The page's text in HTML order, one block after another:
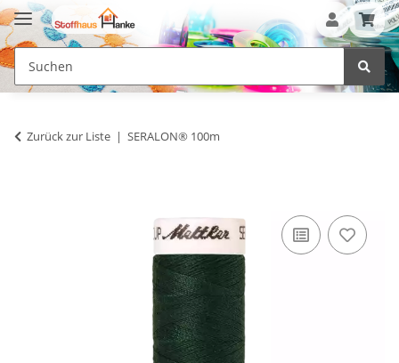
Zurück zur Liste SERALON® 100m